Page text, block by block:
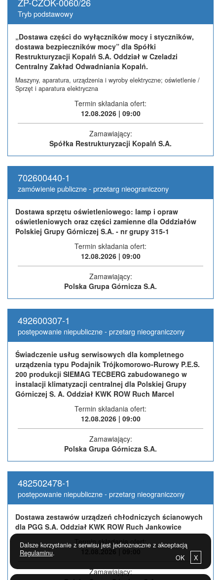
Tryb podstawowy
„Dostawa części do wyłączników mocy i styczników,
dostawa bezpieczników mocy” dla Spółki
Restrukturyzacji Kopalń S.A. Oddział w Czeladzi
Centralny Zakład Odwadniania Kopalń.
Maszyny, aparatura, urządzenia i wyroby elektryczne; oświetlenie /
Sprzęt i aparatura elektryczna
Termin składania ofert:
12.08.2026 | 09:00
Zamawiający:
Spółka Restrukturyzacji Kopalń S.A.
702600440-1
zamówienie publiczne - przetarg nieograniczony
Dostawa sprzętu oświetleniowego: lamp i opraw
oświetleniowych oraz części zamienne dla Oddziałów
Polskiej Grupy Górniczej S.A. - nr grupy 315-1
Termin składania ofert:
12.08.2026 | 09:00
Zamawiający:
Polska Grupa Górnicza S.A.
492600307-1
postępowanie niepubliczne - przetarg nieograniczony
Świadczenie usług serwisowych dla kompletnego
urządzenia typu Podajnik Trójkomorowo-Rurowy P.E.S.
200 produkcji SIEMAG TECBERG zabudowanego w
instalacji klimatyzacji centralnej dla Polskiej Grupy
Górniczej S. A. Oddział KWK ROW Ruch Marcel
Termin składania ofert:
12.08.2026 | 09:00
Zamawiający:
Polska Grupa Górnicza S.A.
482502478-1
postępowanie niepubliczne - przetarg nieograniczony
Dostawa zestawów urządzeń chłodniczych ścianowych
dla PGG S.A. Oddział KWK ROW Ruch Jankowice
Termin składania ofert:
12.08.2026 | 09:00
Zamawiający:
Dalsze korzystanie z serwisu jest jednoznaczne z akceptacją
Regulaminu.
OK X